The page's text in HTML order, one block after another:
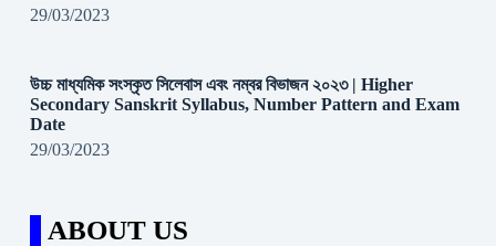
29/03/2023
উচ্চ মাধ্যমিক সংস্কৃত সিলেবাস এবং নম্বর বিভাজন ২০২৩ | Higher
Secondary Sanskrit Syllabus, Number Pattern and Exam
Date
29/03/2023
ABOUT US